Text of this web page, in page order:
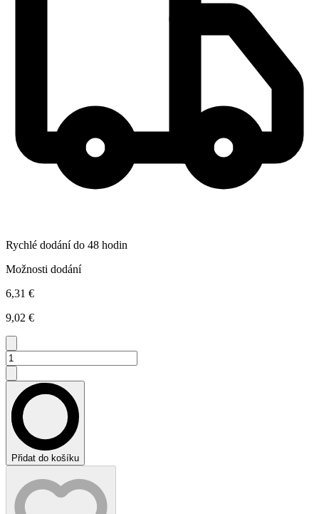
Rychlé dodání do 48 hodin
Možnosti dodání
6,31 €
9,02 €
Přidat do košíku